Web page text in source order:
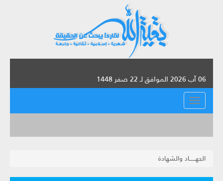
06 آب 2026 الموافق لـ 22 صفر 1448
القائمة
الجهــــــاد والشهادة